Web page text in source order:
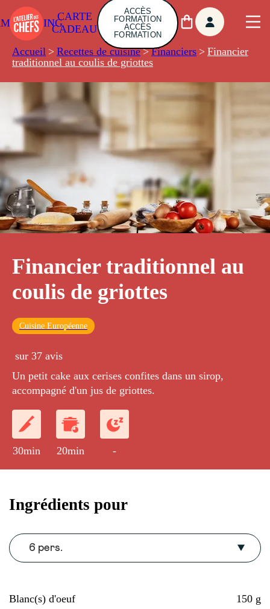
CARTE
CADEAU
ACCÈS
FORMATION
ACCÈS
FORMATION
Accueil > Recettes de cuisine > Financiers > Financier
traditionnel au coulis de griottes
Financier traditionnel au
coulis de griottes
Cuisine Européenne
sur 37 avis
Un petit cake aux cerises confites dans un sirop,
accompagné d'un jus de griottes.
30min 20min -
Ingrédients pour
6 pers.
Blanc(s) d'oeuf 150 g